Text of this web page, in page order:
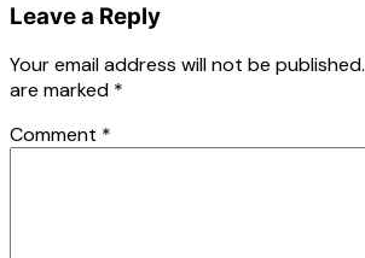
Leave a Reply
Your email address will not be published.
are marked *
Comment *